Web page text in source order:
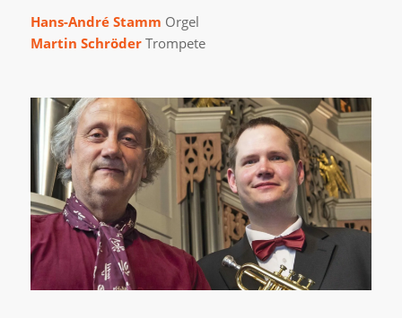
Hans-André Stamm Orgel
Martin SchröderTrompete